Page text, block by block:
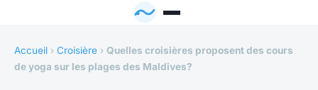
Accueil › Croisière › Quelles croisières proposent des cours
de yoga sur les plages des Maldives?